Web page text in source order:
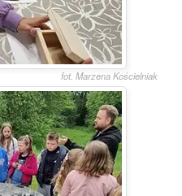
fot. Marzena Kościelniak